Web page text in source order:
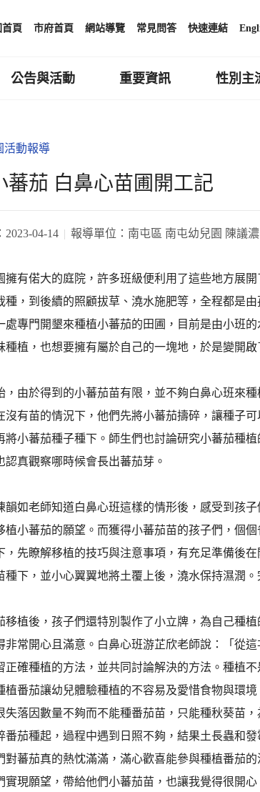
首頁 市府首頁 網站導覽 常見問答 快速連結
公告與活動 重要資訊 性別主
活動報導
蕃茄 白鼻心苗圃開工記
2023-04-14 報導單位： 南屯區 南屯幼兒園 陳議濃
擁有偌大的庭院，許多班級便利用了這些地方展
種，到後續的照顧拔草、澆水施肥等，全程都是
處專門開墾來種植小蕃茄的田圃，目前是由小班
種植，也想要擁有屬於自己的一塊地，於是變開啟
，由於得到的小蕃茄苗有限，並不夠白鼻心班來
沒有苗的情況下，他們先將小蕃茄擣碎，讓種子
將小蕃茄種子種下。師生們也討論研究小蕃茄種
認真觀察哪時候會長出蕃茄芽。
韻如老師知道白鼻心班這樣的情形後，感受到孩
植小蕃茄的願望。而獲得小蕃茄苗的孩子們，個
，先瞭解移植的技巧與注意事項，有充足準備後
種下，並小心翼翼地將土覆上後，澆水保持濕潤
移植後，孩子們還特別製作了小立牌，為自己種
非常開心且滿意。白鼻心班游芷欣老師說：「從
正確種植的方法，並共同討論解決的方法。種植
植番茄讓幼兒體驗種植的不容易及愛惜食物與環
失落因數量不夠而不能種番茄苗，只能種秋葵苗
番茄種起，過程中遇到日照不夠，結果土長蟲和
對蕃茄真的熱忱滿滿，滿心歡喜能參與種植番茄
實現願望，帶給他們小蕃茄苗，也讓我覺得很開